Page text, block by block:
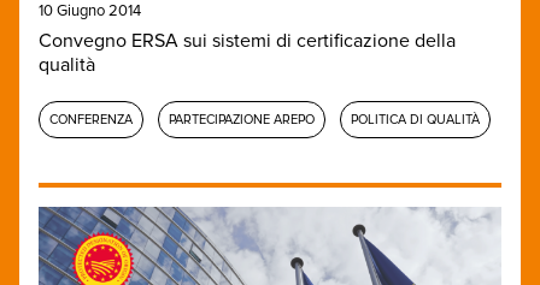
10 Giugno 2014
Convegno ERSA sui sistemi di certificazione della
qualità
CONFERENZA PARTECIPAZIONE AREPO POLITICA DI QUALITÀ